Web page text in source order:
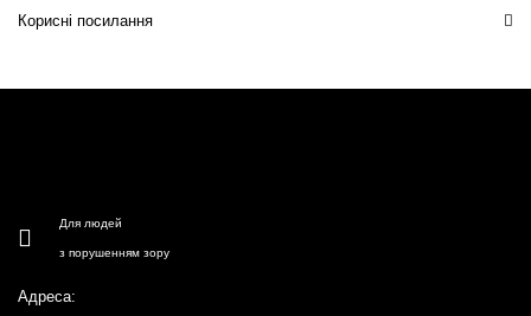
Корисні посилання
Для людей
з порушенням зору
Адреса: